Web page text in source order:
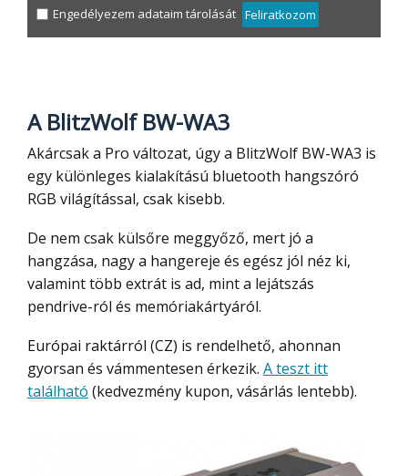
Engedélyezem adataim tárolását Feliratkozom
A BlitzWolf BW-WA3
Akárcsak a Pro változat, úgy a BlitzWolf BW-WA3 is
egy különleges kialakítású bluetooth hangszóró
RGB világítással, csak kisebb.
De nem csak külsőre meggyőző, mert jó a
hangzása, nagy a hangereje és egész jól néz ki,
valamint több extrát is ad, mint a lejátszás
pendrive-ról és memóriakártyáról.
Európai raktárról (CZ) is rendelhető, ahonnan
gyorsan és vámmentesen érkezik. A teszt itt
található (kedvezmény kupon, vásárlás lentebb).